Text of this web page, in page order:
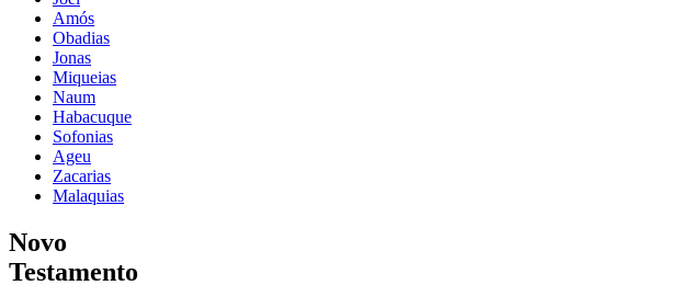
Amós
Obadias
Jonas
Miqueias
Naum
Habacuque
Sofonias
Ageu
Zacarias
Malaquias
Novo
Testamento